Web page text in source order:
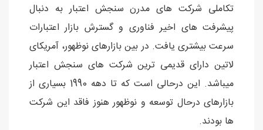
تکاملی شرکت های مدرن سنجش اعتبار به دنبال
پیشرفت های اخیر فناوری و گسترش بازار اعتبارات
سرعت بیشتری یافت. در بین بازارهای نوظهور، آمریکای
لاتین دارای قدیمی ترین شرکت های سنجش اعتبار
میباشد. این درحالی است که تا دهه 1990 بسیاری از
بازارهای درحال توسعه و نوظهور هنوز فاقد این شرکت
ها بودند.